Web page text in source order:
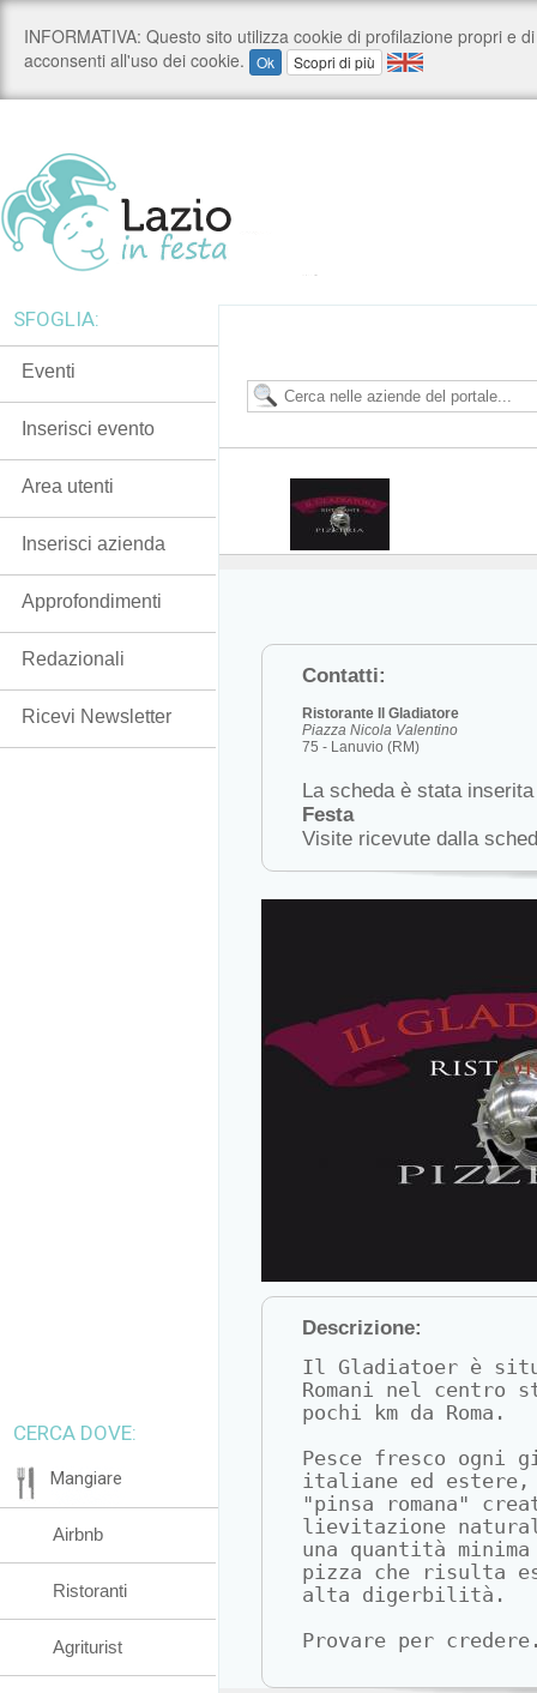
Contatti:
Ristorante Il Gladiatore
Piazza Nicola Valentino
75 - Lanuvio (RM)
La scheda è stata
Festa
Visite ricevute dalla
Descrizione:
Il Gladiatoer è
Romani nel centro
pochi km da Roma.
Pesce fresco ogni
italiane ed estere,
"pinsa romana"
lievitazione
una quantità
pizza che risulta
alta digerbilità.
Provare per
SFOGLIA:
Eventi
Inserisci evento
Area utenti
Inserisci azienda
Approfondimenti
Redazionali
Ricevi Newsletter
CERCA DOVE:
Mangiare
Airbnb
Ristoranti
Agriturist